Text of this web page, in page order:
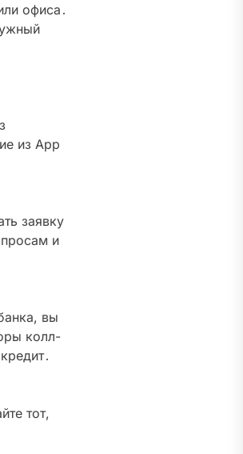
офиса․
из App
заявку
и
вы
колл-
тот,